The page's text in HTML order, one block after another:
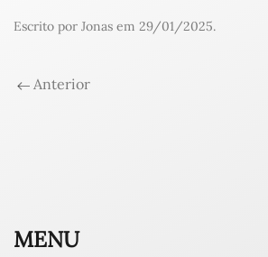
Escrito por Jonas em 29/01/2025.
Anterior
MENU